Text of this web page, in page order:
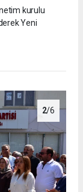
kurulu
Yeni
2/6